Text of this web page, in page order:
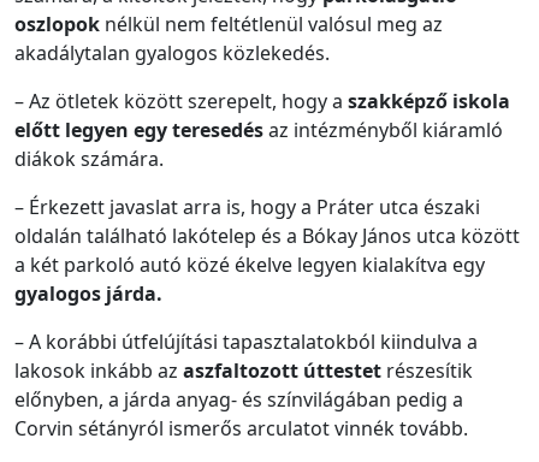
oszlopok nélkül nem feltétlenül valósul meg az
akadálytalan gyalogos közlekedés.
– Az ötletek között szerepelt, hogy a szakképző iskola
előtt legyen egy teresedésaz intézményből kiáramló
diákok számára.
– Érkezett javaslat arra is, hogy a Práter utca északi
oldalán található lakótelep és a Bókay János utca között
a két parkoló autó közé ékelve legyen kialakítva egy
gyalogos járda.
– A korábbi útfelújítási tapasztalatokból kiindulva a
lakosok inkább az aszfaltozott úttestet részesítik
előnyben, a járda anyag- és színvilágában pedig a
Corvin sétányról ismerős arculatot vinnék tovább.